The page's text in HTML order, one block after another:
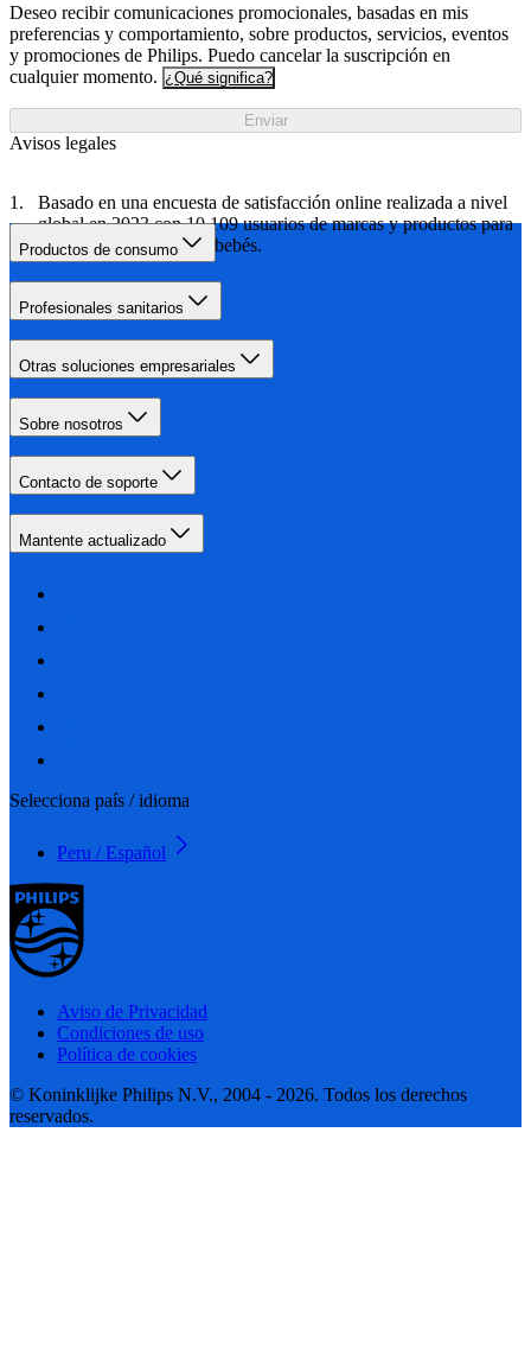
Deseo recibir comunicaciones promocionales, basadas en mis
preferencias y comportamiento, sobre productos, servicios, eventos
y promociones de Philips. Puedo cancelar la suscripción en
cualquier momento. ¿Qué significa?
Enviar
Avisos legales
Basado en una encuesta de satisfacción online realizada a nivel
global en 2023 con 10 109 usuarios de marcas y productos para
el cuidado de madres y bebés.
Productos de consumo
Profesionales sanitarios
Otras soluciones empresariales
Sobre nosotros
Contacto de soporte
Mantente actualizado
Selecciona país / idioma
Peru / Español
Aviso de Privacidad
Condiciones de uso
Política de cookies
© Koninklijke Philips N.V., 2004 - 2026. Todos los derechos
reservados.